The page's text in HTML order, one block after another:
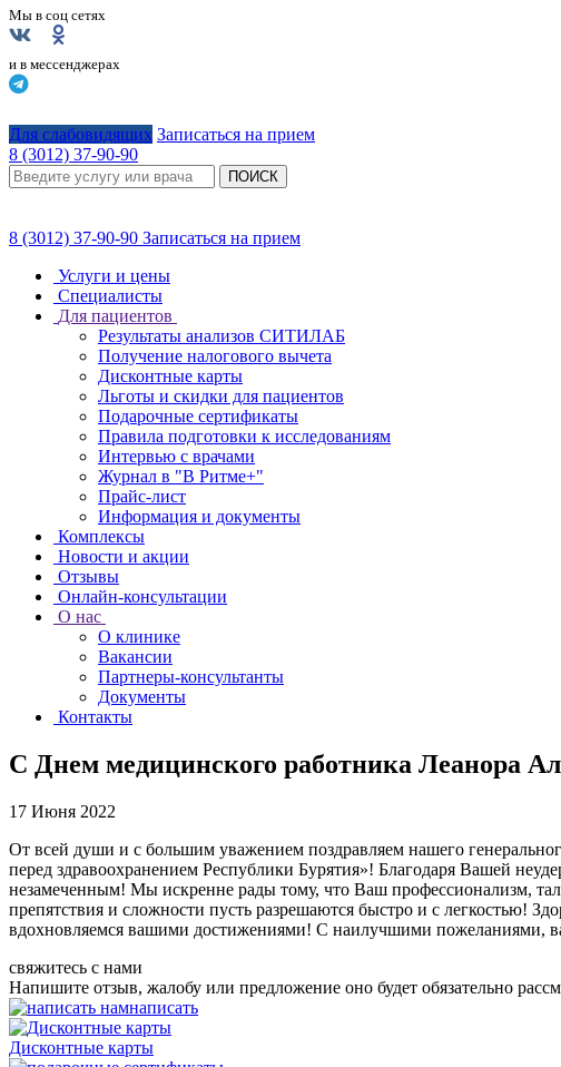
Мы в соц сетях
и в мессенджерах
Для слабовидящих Записаться на прием
8 (3012) 37-90-90
ПОИСК
8 (3012) 37-90-90 Записаться на прием
Услуги и цены
Специалисты
Для пациентов
Результаты анализов СИТИЛАБ
Получение налогового вычета
Дисконтные карты
Льготы и скидки для пациентов
Подарочные сертификаты
Правила подготовки к исследованиям
Интервью с врачами
Журнал в "В Ритме+"
Прайс-лист
Информация и документы
Комплексы
Новости и акции
Отзывы
Онлайн-консультации
О нас
О клинике
Вакансии
Партнеры-консультанты
Документы
Контакты
C Днем медицинского работника Леанора
17 Июня 2022
От всей души и с большим уважением поздравляем нашего
перед здравоохранением Республики Бурятия»! Благодаря Вашей
незамеченным! Мы искренне рады тому, что Ваш профессионализм,
препятствия и сложности пусть разрешаются быстро и с легкостью!
вдохновляемся вашими достижениями! С наилучшими пожеланиями,
свяжитесь с нами
Напишите отзыв, жалобу или предложение оно будет обязательно
написать
Дисконтные карты